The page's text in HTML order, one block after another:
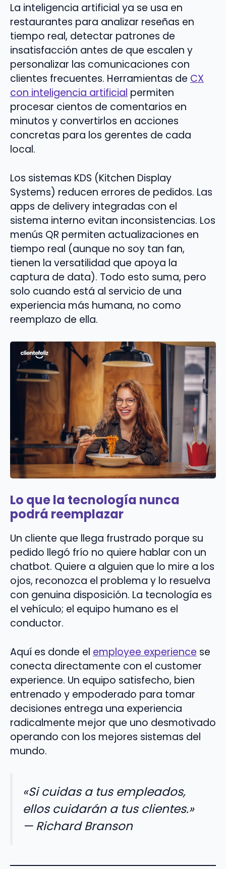
La inteligencia artificial ya se usa en
restaurantes para analizar reseñas en
tiempo real, detectar patrones de
insatisfacción antes de que escalen y
personalizar las comunicaciones con
clientes frecuentes. Herramientas de CX
con inteligencia artificial permiten
procesar cientos de comentarios en
minutos y convertirlos en acciones
concretas para los gerentes de cada
local.
Los sistemas KDS (Kitchen Display
Systems) reducen errores de pedidos. Las
apps de delivery integradas con el
sistema interno evitan inconsistencias. Los
menús QR permiten actualizaciones en
tiempo real (aunque no soy tan fan,
tienen la versatilidad que apoya la
captura de data). Todo esto suma, pero
solo cuando está al servicio de una
experiencia más humana, no como
reemplazo de ella.
Lo que la tecnología nunca
podrá reemplazar
Un cliente que llega frustrado porque su
pedido llegó frío no quiere hablar con un
chatbot. Quiere a alguien que lo mire a los
ojos, reconozca el problema y lo resuelva
con genuina disposición. La tecnología es
el vehículo; el equipo humano es el
conductor.
Aquí es donde el employee experience se
conecta directamente con el customer
experience. Un equipo satisfecho, bien
entrenado y empoderado para tomar
decisiones entrega una experiencia
radicalmente mejor que uno desmotivado
operando con los mejores sistemas del
mundo.
«Si cuidas a tus empleados,
ellos cuidarán a tus clientes.»
— Richard Branson